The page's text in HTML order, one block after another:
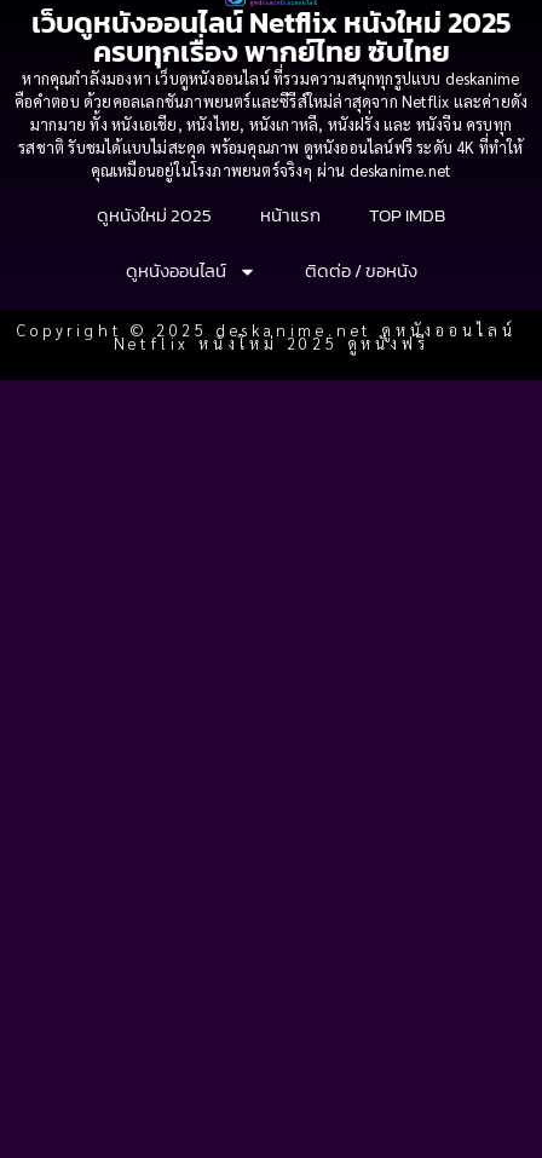
เว็บดูหนังออนไลน์ Netflix หนังใหม่ 2025
ครบทุกเรื่อง พากย์ไทย ซับไทย
หากคุณกำลังมองหา เว็บดูหนังออนไลน์ ที่รวมความสนุกทุกรูปแบบ deskanime
คือคำตอบ ด้วยคอลเลกชันภาพยนตร์และซีรีส์ใหม่ล่าสุดจาก Netflix และค่ายดัง
มากมาย ทั้ง หนังเอเชีย, หนังไทย, หนังเกาหลี, หนังฝรั่ง และ หนังจีน ครบทุก
รสชาติ รับชมได้แบบไม่สะดุด พร้อมคุณภาพ ดูหนังออนไลน์ฟรี ระดับ 4K ที่ทำให้
คุณเหมือนอยู่ในโรงภาพยนตร์จริงๆ ผ่าน deskanime.net
ดูหนังใหม่ 2025 หน้าแรก
TOP IMDB
ดูหนังออนไลน์
ติดต่อ / ขอหนัง
Copyright © 2025 deskanime.net ดูหนังออนไลน์
Netflix หนังใหม่ 2025 ดูหนังฟรี